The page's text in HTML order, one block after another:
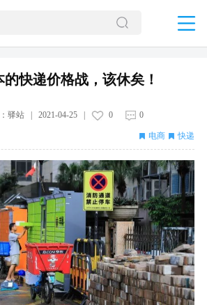
快递价格战，该休矣！
驿站| 2021-04-25| 0 0
电商 快递